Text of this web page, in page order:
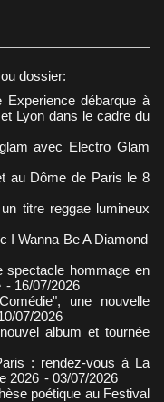
dossier:
Experience débarque à
Lyon dans le cadre du
avec Electro Glam
au Dôme de Paris le 8
titre reggae lumineux
I Wanna Be A Diamond
spectacle hommage en
- 16/07/2026
une nouvelle
07/2026
album et tournée
: rendez-vous à La
2026 - 03/07/2026
poétique au Festival